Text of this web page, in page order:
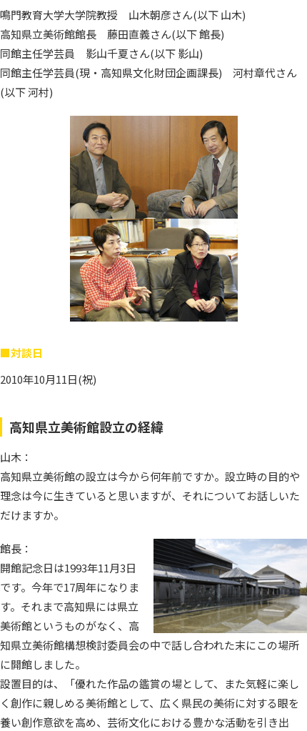
香雪美術館
芦屋市立美術博物館
市立伊丹ミュージアム
明石市立文化博物館
姫路市立美術館
兵庫陶芸美術館
ROKKO森の音ミュージアム
南あわじ市滝川記念美術館玉青館
淡路市立中浜稔猫美術館
橋の科学館
夢二郷土美術館（本館）
夢二郷土美術館 夢二生家記念
館・少年山荘
備前長船刀剣博物館
大原美術館
倉敷市立美術館
やかげ郷土美術館
笠岡市立竹喬美術館
井原市立平櫛田中美術館
華鴒大塚美術館
新見美術館
呉市立美術館
大和ミュージアム（呉市海事歴史
科学館）
尾道市立美術館
なかた美術館
平山郁夫美術館
耕三寺博物館
ふくやま美術館
ふくやま草戸千軒ミュージアム
（広島県立歴史博物館）
下瀬美術館
大塚国際美術館
相生森林美術館
香川県立ミュージアム
高松市美術館
高松市塩江美術館
四国村ミウゼアム（四国民家博物
館･四国村ギャラリー）
香川県立東山魁夷せとうち美術館
丸亀市猪熊弦一郎現代美術館
中津万象園・丸亀美術館
金刀比羅宮 表書院
金刀比羅宮 高橋由一館
金刀比羅宮 宝物館
ベネッセハウス ミュージアム
豊島美術館
愛媛県美術館
ミウラート・ヴィレッジ（三浦美
術館）
今治市河野美術館
今治市玉川近代美術館（徳生記念
村上三島記念館（今治市上浦歴史
民俗資料館）
今治市大三島美術館
今治市伊東豊雄建築ミュージアム
ム
美術館）
今治市村上海賊ミュージアム
香美市立美術館
香美市立やなせたかし記念館（ア
ンパンマンミュージアム＆詩とメ
ルヘン絵本館）
北川村「モネの庭」マルモッタン
北九州市立美術館
大分県立美術館
大分市美術館
鳴門教育大学大学院教授 山木朝彦さん(以下 山木)
高知県立美術館館長 藤田直義さん(以下 館長)
同館主任学芸員 影山千夏さん(以下 影山)
同館主任学芸員(現・高知県文化財団企画課長) 河村章代さん
(以下 河村)
■対談日
2010年10月11日(祝)
高知県立美術館設立の経緯
山木：
高知県立美術館の設立は今から何年前ですか。設立時の目的や
理念は今に生きていると思いますが、それについてお話しいた
だけますか。
館長：
開館記念日は1993年11月3日
です。今年で17周年になりま
す。それまで高知県には県立
美術館というものがなく、高
知県立美術館構想検討委員会の中で話し合われた末にこの場所
に開館しました。
設置目的は、「優れた作品の鑑賞の場として、また気軽に楽し
く創作に親しめる美術館として、広く県民の美術に対する眼を
養い創作意欲を高め、芸術文化における豊かな活動を引き出